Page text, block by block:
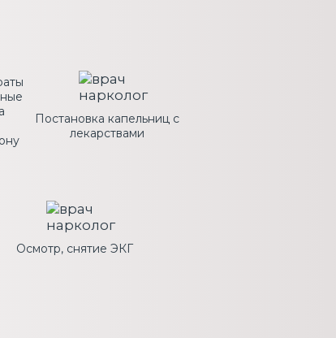
Осмотр, снятие ЭКГ
Постановка капельниц с
лекарствами